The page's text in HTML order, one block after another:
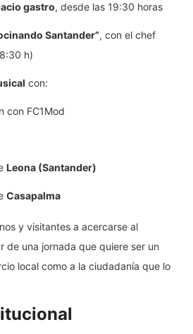
gastro, desde las 19:30 horas
Santander”, con el chef
h)
con:
con FC1Mod
Leona (Santander)
Casapalma
y visitantes a acercarse al
de una jornada que quiere ser un
local como a la ciudadanía que lo